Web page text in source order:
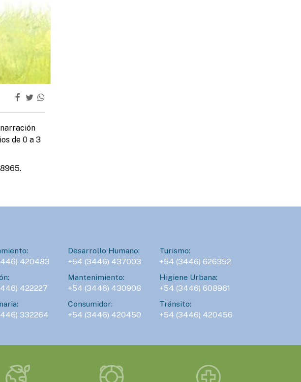
de 0 a 3
AGENDA
Sábado 15 de agosto, desde las 16 h, en el local 27
del Mercado Munilla.
DOMINGO 16 DE AGOSTO - 18:00HS.
no se apagan
Puerto.
420483
Desarrollo Humano:
+54 (3446) 437003
Turismo:
+54 (3446) 626352
422227
Mantenimiento:
+54 (3446) 430908
Higiene Urbana:
+54 (3446) 608961
332264
Consumidor:
+54 (3446) 420450
Tránsito:
+54 (3446) 420456